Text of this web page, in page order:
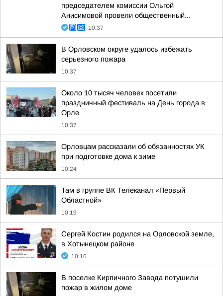
председателем комиссии Ольгой
Анисимовой провели общественный...
10:37
В Орловском округе удалось избежать
серьезного пожара
10:37
Около 10 тысяч человек посетили
праздничный фестиваль на День города в
Орле
10:37
Орловцам рассказали об обязанностях УК
при подготовке дома к зиме
10:24
Там в группе ВК Телеканал «Первый
Областной»
10:19
Сергей Костин родился на Орловской земле,
в Хотынецком районе
10:16
В поселке Кирпичного Завода потушили
пожар в жилом доме